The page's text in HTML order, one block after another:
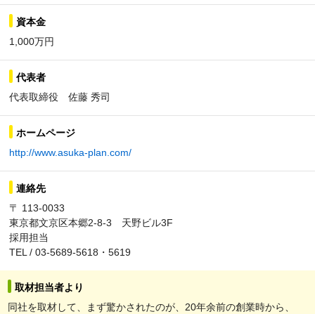
資本金
1,000万円
代表者
代表取締役 佐藤 秀司
ホームページ
http://www.asuka-plan.com/
連絡先
〒 113-0033
東京都文京区本郷2-8-3 天野ビル3F
採用担当
TEL / 03-5689-5618・5619
取材担当者より
同社を取材して、まず驚かされたのが、20年余前の創業時から、